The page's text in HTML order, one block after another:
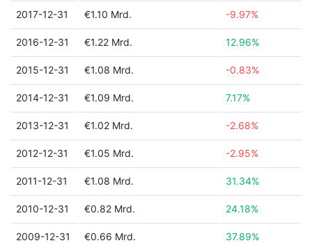
2017-12-31 €1.10 Mrd. -9.97%
2016-12-31 €1.22 Mrd. 12.96%
2015-12-31 €1.08 Mrd. -0.83%
2014-12-31 €1.09 Mrd. 7.17%
2013-12-31 €1.02 Mrd. -2.68%
2012-12-31 €1.05 Mrd. -2.95%
2011-12-31 €1.08 Mrd. 31.34%
2010-12-31 €0.82 Mrd. 24.18%
2009-12-31 €0.66 Mrd. 37.89%